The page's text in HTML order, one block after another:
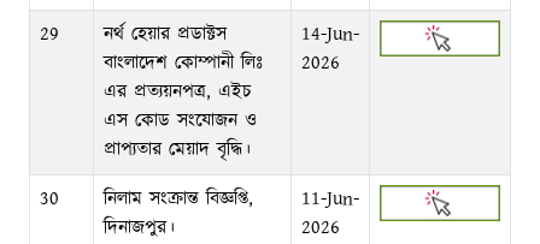
29
নর্থ হেয়ার প্রডাক্টস
বাংলাদেশ কোম্পানী লিঃ
এর প্রত্যয়নপত্র, এইচ
এস কোড সংযোজন ও
প্রাপ্যতার মেয়াদ বৃদ্ধি।
14-Jun-
2026
30
নিলাম সংক্রান্ত বিজ্ঞপ্তি,
দিনাজপুর।
11-Jun-
2026